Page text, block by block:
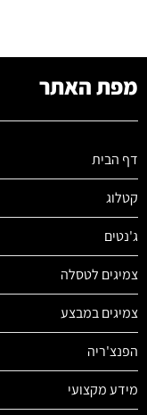
מפת האתר
דף הבית
קטלוג
ג'נטים
צמיגים לטסלה
צמיגים במבצע
הפנצ'ריה
מידע מקצועי